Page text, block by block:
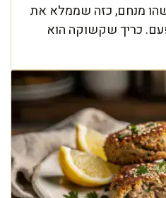
מנחם, כזה שממלא את
כריך שקשוקה הוא